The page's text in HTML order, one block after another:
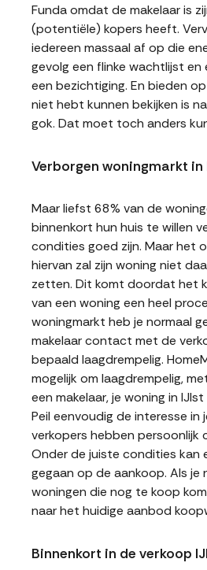
Funda omdat de makelaar is
(potentiële) kopers heeft.
iedereen massaal af op die
gevolg een flinke wachtlijst en
een bezichtiging. En bieden
niet hebt kunnen bekijken is
gok. Dat moet toch anders
Verborgen woningmarkt in
Maar liefst 68% van de
binnenkort hun huis te willen
condities goed zijn. Maar het
hiervan zal zijn woning niet
zetten. Dit komt doordat het
van een woning een heel
woningmarkt heb je normaal
makelaar contact met de
bepaald laagdrempelig.
mogelijk om laagdrempelig,
een makelaar, je woning in
Peil eenvoudig de interesse in
verkopers hebben persoonlijk
Onder de juiste condities kan
gegaan op de aankoop. Als
woningen die nog te koop
naar het huidige aanbod
Binnenkort in de verkoop